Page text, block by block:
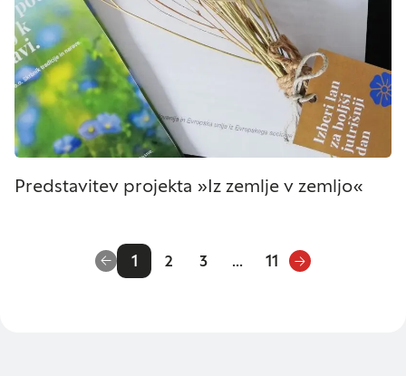
Predstavitev projekta »Iz zemlje v zemljo«
1 2 3 ... 11